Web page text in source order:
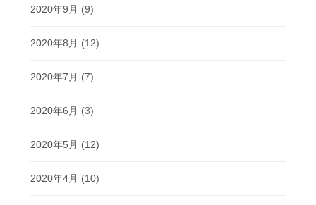
2020年9月 (9)
2020年8月 (12)
2020年7月 (7)
2020年6月 (3)
2020年5月 (12)
2020年4月 (10)